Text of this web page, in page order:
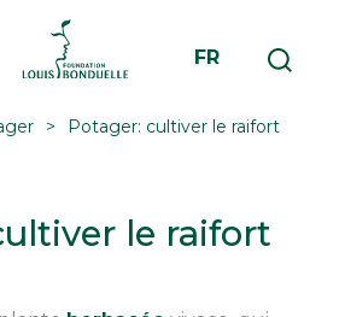
FR
Potager: cultiver le raifort
le raifort